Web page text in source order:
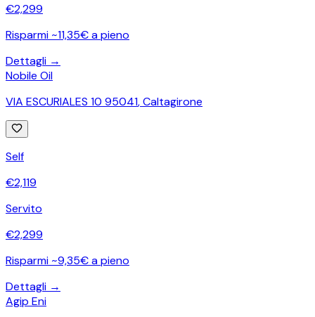
€2,299
Risparmi ~11,35€ a pieno
Dettagli →
Nobile Oil
VIA ESCURIALES 10 95041,Caltagirone
Self
€2,119
Servito
€2,299
Risparmi ~9,35€ a pieno
Dettagli →
Agip Eni